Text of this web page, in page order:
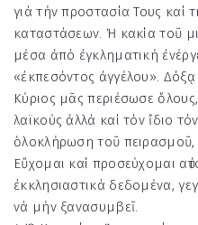
γιά τήν προστασία Τους καί
καταστάσεων. Ἡ κακία τοῦ
μέσα ἀπό ἐγκληματική
«ἐκπεσόντος ἀγγέλου».
Κύριος μᾶς περιέσωσε ὅλους,
λαϊκούς ἀλλά καί τόν ἴδιο
ὁλοκλήρωση τοῦ πειρασμοῦ,
Εὔχομαι καί προσεύχομαι
ἐκκλησιαστικά δεδομένα,
νά μήν ξανασυμβεῖ.